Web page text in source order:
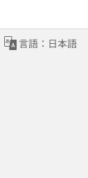
言語：日本語